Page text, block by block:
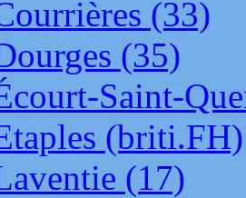
(33)
(35)
Saint-
(briti.FH)
(17)